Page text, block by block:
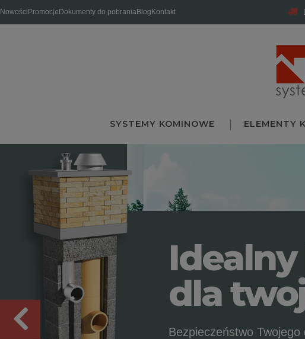
Nowości Promocje Dokumenty do pobraniaBlog Kontakt
SYSTEMY KOMINOWE ELEMENTY
dla
Bezpieczeństwo